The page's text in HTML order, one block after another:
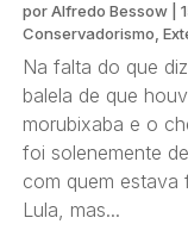
porAlfredo Bessow
Conservadorismo,
Na falta do que
balela de que
morubixaba e o
foi solenemente
com quem estava
Lula, mas...